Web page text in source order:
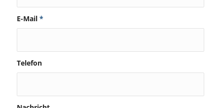
E-Mail *
Telefon